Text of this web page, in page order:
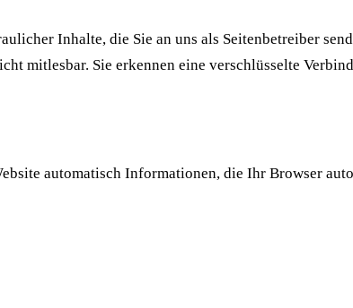
Inhalte, die Sie an uns als Seitenbetreiber
mitlesbar. Sie erkennen eine verschlüsselte
automatisch Informationen, die Ihr Browser